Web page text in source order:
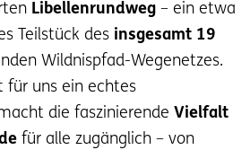
Libellenrundweg – ein etwa
Teilstück des insgesamt 19
Wildnispfad-Wegenetzes.
für uns ein echtes
die faszinierende Vielfalt
für alle zugänglich – von